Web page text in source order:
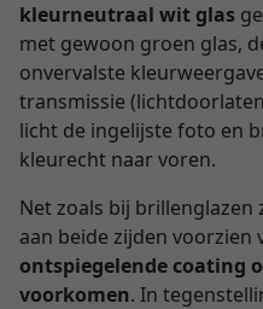
kleurneutraal wit glas
met gewoon groen glas,
onvervalste
transmissie
licht de ingelijste foto en
kleurecht naar voren.
Net zoals bij brillenglazen
aan beide zijden voorzien
ontspiegelende coating
voorkomen. In